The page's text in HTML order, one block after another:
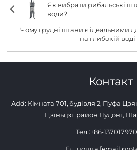
Як вибрати рибальські
води?
Чому грудні штани є ідеальними
на глибокій воді
Контакт
Add: Кімната 701, будівля 2, Пуфа
Цзіньцзі, район Пудонг,
Тел.:+86-
Ел. пошта:[email